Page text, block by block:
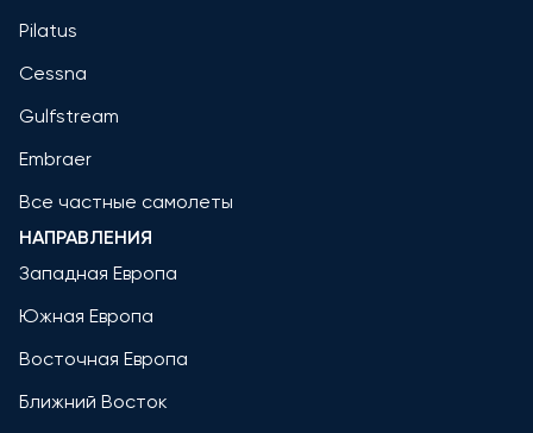
Pilatus
Cessna
Gulfstream
Embraer
Все частные самолеты
НАПРАВЛЕНИЯ
Западная Европа
Южная Европа
Восточная Европа
Ближний Восток